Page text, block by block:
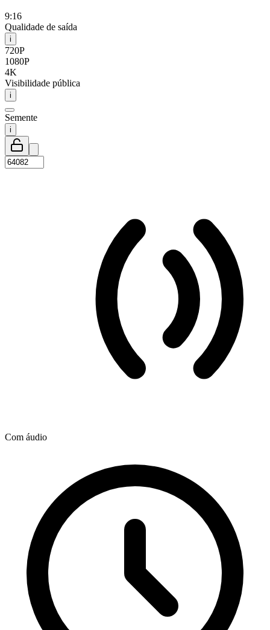
9:16
Qualidade de saída
i
720P
1080P
4K
Visibilidade pública
i
Semente
i
Com áudio